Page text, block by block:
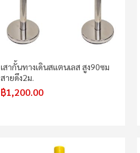
เสากั้นทางเดินสแตนเลส สูง90ซม
สายดึง2ม.
฿1,200.00